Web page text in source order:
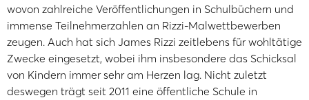
wovon zahlreiche Veröffentlichungen in Schulbüchern und
immense Teilnehmerzahlen an Rizzi-Malwettbewerben
zeugen. Auch hat sich James Rizzi zeitlebens für wohltätige
Zwecke eingesetzt, wobei ihm insbesondere das Schicksal
von Kindern immer sehr am Herzen lag. Nicht zuletzt
deswegen trägt seit 2011 eine öffentliche Schule in